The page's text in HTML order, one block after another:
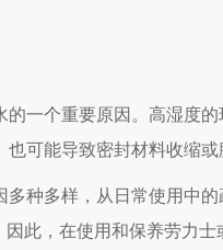
个重要原因。高湿度的
可能导致密封材料收缩
多样，从日常使用中的
此，在使用和保养劳力